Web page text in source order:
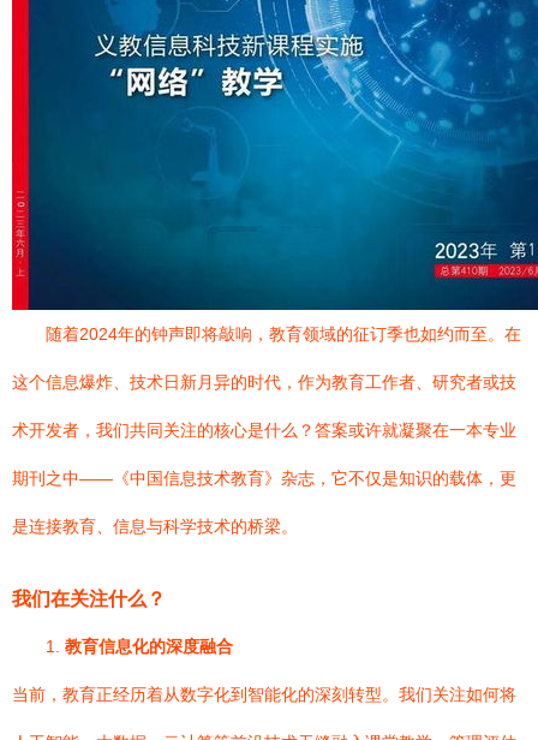
随着2024年的钟声即将敲响，教育领域的征订季也如约而至。在
这个信息爆炸、技术日新月异的时代，作为教育工作者、研究者或技
术开发者，我们共同关注的核心是什么？答案或许就凝聚在一本专业
期刊之中——《中国信息技术教育》杂志，它不仅是知识的载体，更
是连接教育、信息与科学技术的桥梁。
我们在关注什么？
1. 教育信息化的深度融合
当前，教育正经历着从数字化到智能化的深刻转型。我们关注如何将